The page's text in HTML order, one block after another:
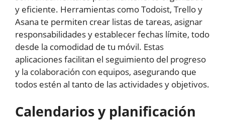
y eficiente. Herramientas como Todoist, Trello y
Asana te permiten crear listas de tareas, asignar
responsabilidades y establecer fechas límite, todo
desde la comodidad de tu móvil. Estas
aplicaciones facilitan el seguimiento del progreso
y la colaboración con equipos, asegurando que
todos estén al tanto de las actividades y objetivos.
Calendarios y planificación